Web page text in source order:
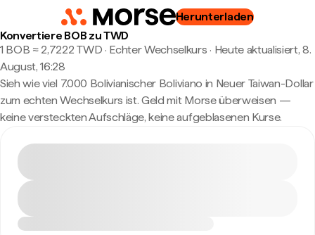
Herunterladen
Konvertiere BOB zu TWD
1 BOB ≈ 2,7222 TWD · Echter Wechselkurs · Heute aktualisiert, 8.
August, 16:28
Sieh wie viel 7.000 Bolivianischer Boliviano in Neuer Taiwan-Dollar
zum echten Wechselkurs ist. Geld mit Morse überweisen —
keine versteckten Aufschläge, keine aufgeblasenen Kurse.